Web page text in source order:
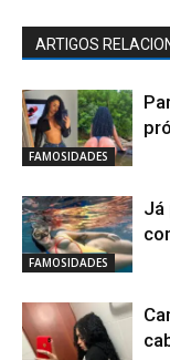
ARTIGOS
FAMOSIDADES
FAMOSIDADES
Já